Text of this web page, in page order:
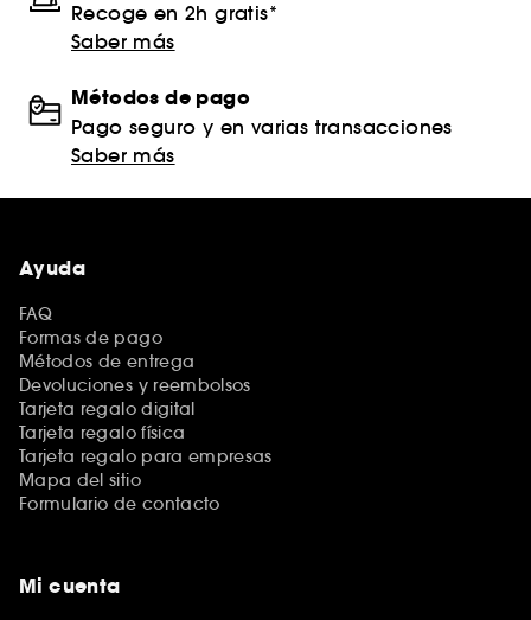
Recoge en 2h gratis*
Saber más
Métodos de pago
Pago seguro y en varias transacciones
Saber más
Ayuda
FAQ
Formas de pago
Métodos de entrega
Devoluciones y reembolsos
Tarjeta regalo digital
Tarjeta regalo física
Tarjeta regalo para empresas
Mapa del sitio
Formulario de contacto
Mi cuenta